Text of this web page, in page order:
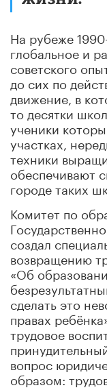
На рубеже
глобальное и
советского
до сих по
движение, в
то десятки
ученики
участках,
техники
обеспечивают
городе таких
Комитет по
создал
возвращению
«Об
сделать это
правах
трудовое
вопрос
образом: